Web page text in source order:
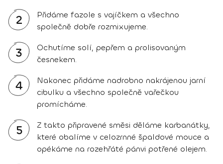
2
Přidáme fazole s vajíčkem a všechno
společně dobře rozmixujeme.
3
Ochutíme solí, pepřem a prolisovaným
česnekem.
4
Nakonec přidáme nadrobno nakrájenou jarní
cibulku a všechno společně vařečkou
promícháme.
5
Z takto připravené směsi děláme karbanátky,
které obalíme v celozrnné špaldové mouce a
opékáme na rozehřáté pánvi potřené olejem.